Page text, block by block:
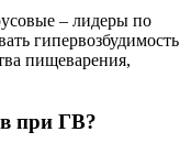
– лидеры по
гипервозбудимость
пищеварения,
при ГВ?